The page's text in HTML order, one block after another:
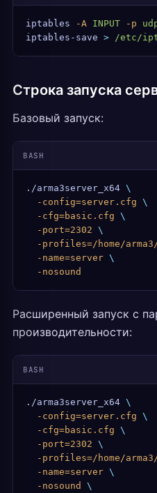
iptables -A INPUT -p
iptables-save > /etc/
Строка запуска
Базовый запуск:
BASH
./arma3server_x64 \
  -config=server.cfg
\
  -cfg=basic.cfg
\
  -port=2302
\
-profiles=/home/
  -name=server
\
  -nosound
Расширенный запуск с
производительности:
BASH
./arma3server_x64 \
  -config=server.cfg
\
  -cfg=basic.cfg
\
  -port=2302
\
-profiles=/home/
  -name=server
\
  -nosound
\